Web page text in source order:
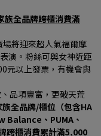
全品牌跨櫃消費滿
將迎來超人氣福爾摩
演。粉絲可與女神近距
元以上發票，有機會與
品項豐富，更破天荒
全品牌/櫃位（包含HA
Balance、PUMA、
跨櫃消費累計滿5,000